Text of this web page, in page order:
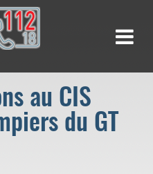
au CIS
du GT